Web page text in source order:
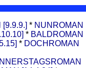
* NUNROMAN
* BALDROMAN
* DOCHROMAN